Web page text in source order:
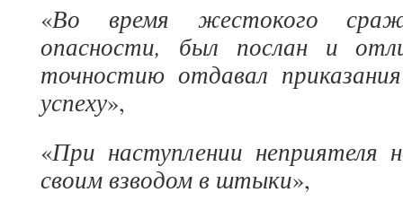
«Во время жестокого
опасности, был послан и
точностию отдавал
успеху»,
«При наступлении неприятеля
своим взводом в штыки»,